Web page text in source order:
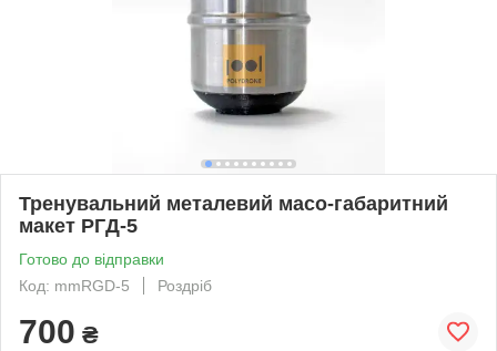
Тренувальний металевий масо-габаритний
макет РГД-5
Готово до відправки
Код: mmRGD-5
Роздріб
700 ₴